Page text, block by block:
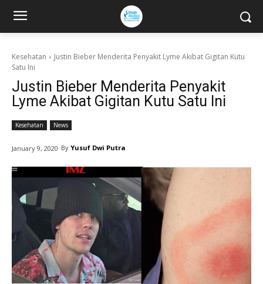
Kesehatan
Justin Bieber Menderita Penyakit Lyme Akibat Gigitan Kutu
Satu Ini
Justin Bieber Menderita Penyakit
Lyme Akibat Gigitan Kutu Satu Ini
Kesehatan News
January 9, 2020 By Yusuf Dwi Putra